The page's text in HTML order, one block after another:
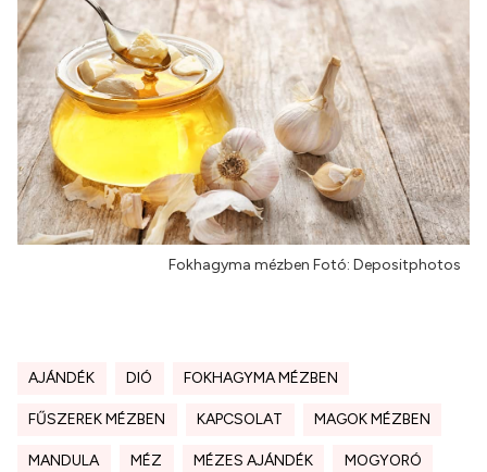
Fokhagyma mézben Fotó: Depositphotos
AJÁNDÉK DIÓ FOKHAGYMA MÉZBEN
FŰSZEREK MÉZBEN KAPCSOLAT MAGOK MÉZBEN
MANDULA MÉZ MÉZES AJÁNDÉK MOGYORÓ